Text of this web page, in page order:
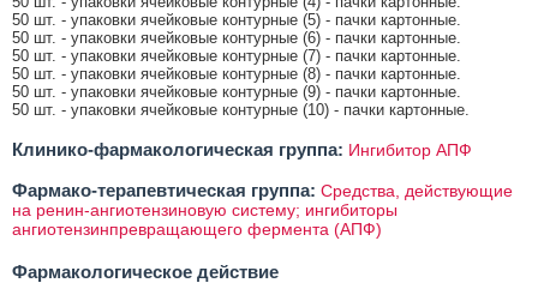
50 шт. - упаковки ячейковые контурные (5) - пачки картонные.
50 шт. - упаковки ячейковые контурные (6) - пачки картонные.
50 шт. - упаковки ячейковые контурные (7) - пачки картонные.
50 шт. - упаковки ячейковые контурные (8) - пачки картонные.
50 шт. - упаковки ячейковые контурные (9) - пачки картонные.
50 шт. - упаковки ячейковые контурные (10) - пачки картонные.
Клинико-фармакологическая группа: Ингибитор АПФ
Фармако-терапевтическая группа: Средства, действующие
на ренин-ангиотензиновую систему; ингибиторы
ангиотензинпревращающего фермента (АПФ)
Фармакологическое действие